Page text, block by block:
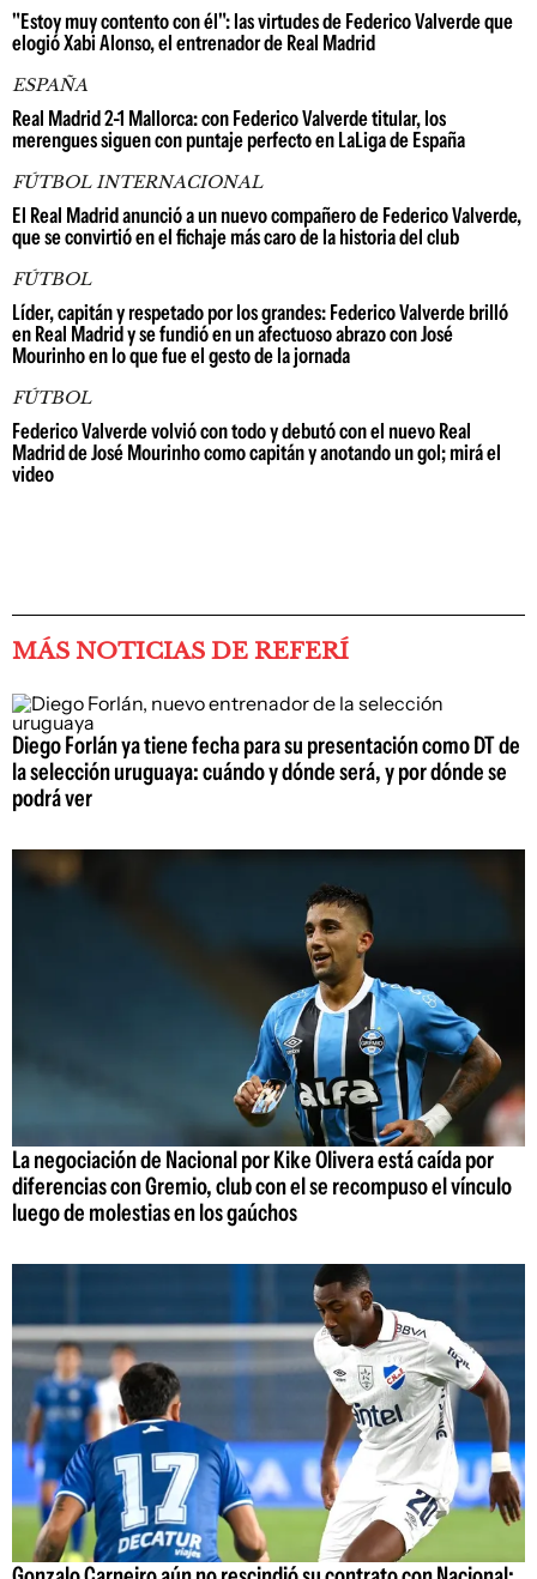
"Estoy muy contento con él": las virtudes de Federico Valverde que
elogió Xabi Alonso, el entrenador de Real Madrid
ESPAÑA
Real Madrid 2-1 Mallorca: con Federico Valverde titular, los
merengues siguen con puntaje perfecto en LaLiga de España
FÚTBOL INTERNACIONAL
El Real Madrid anunció a un nuevo compañero de Federico Valverde,
que se convirtió en el fichaje más caro de la historia del club
FÚTBOL
Líder, capitán y respetado por los grandes: Federico Valverde brilló
en Real Madrid y se fundió en un afectuoso abrazo con José
Mourinho en lo que fue el gesto de la jornada
FÚTBOL
Federico Valverde volvió con todo y debutó con el nuevo Real
Madrid de José Mourinho como capitán y anotando un gol; mirá el
video
MÁS NOTICIAS DE REFERÍ
Diego Forlán ya tiene fecha para su presentación como DT de
la selección uruguaya: cuándo y dónde será, y por dónde se
podrá ver
La negociación de Nacional por Kike Olivera está caída por
diferencias con Gremio, club con el se recompuso el vínculo
luego de molestias en los gaúchos